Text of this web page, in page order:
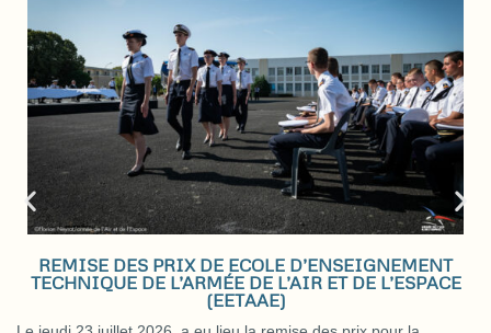
REMISE DES PRIX DE ECOLE D’ENSEIGNEMENT
TECHNIQUE DE L’ARMÉE DE L’AIR ET DE L’ESPACE
(EETAAE)